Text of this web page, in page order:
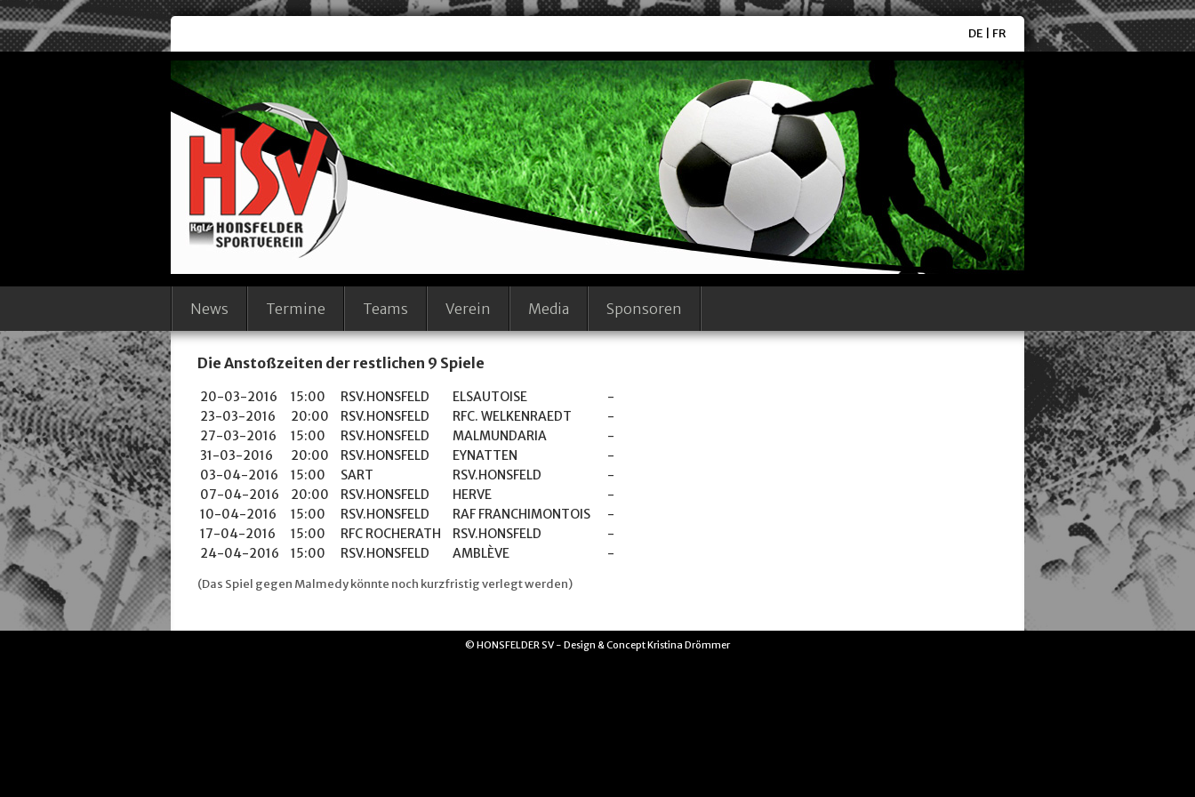
DE FR
News Termine Teams Verein Media Sponsoren
Die Anstoßzeiten der restlichen 9 Spiele
20-03-2016 15:00 RSV.HONSFELD ELSAUTOISE
-
23-03-2016
20:00 RSV.HONSFELD RFC. WELKENRAEDT
-
27-03-2016
15:00 RSV.HONSFELD MALMUNDARIA
-
31-03-2016
20:00 RSV.HONSFELD EYNATTEN
-
03-04-2016
15:00 SART RSV.HONSFELD
-
07-04-2016
20:00 RSV.HONSFELD HERVE
-
10-04-2016
15:00 RSV.HONSFELD RAF FRANCHIMONTOIS
-
17-04-2016
15:00 RFC ROCHERATH RSV.HONSFELD
-
24-04-2016
15:00 RSV.HONSFELD AMBLÈVE -
(Das Spiel gegen Malmedy könnte noch kurzfristig verlegt werden)
© HONSFELDER SV - Design & Concept Kristina Drömmer